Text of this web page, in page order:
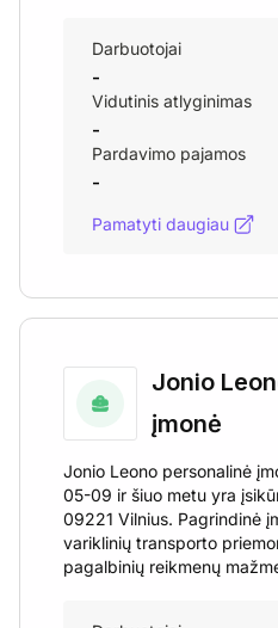
Darbuotojai
-
Vidutinis atlyginimas
-
Pardavimo pajamos
-
Pamatyti daugiau
Jonio
įmonė
Jonio Leono personalinė
05-09 ir šiuo metu yra
09221 Vilnius. Pagrindinė
variklinių transporto
pagalbinių reikmenų